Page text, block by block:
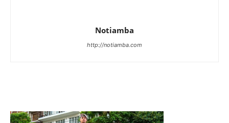
Notiamba
http://notiamba.com